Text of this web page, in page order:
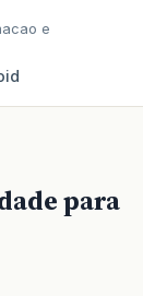
e
para